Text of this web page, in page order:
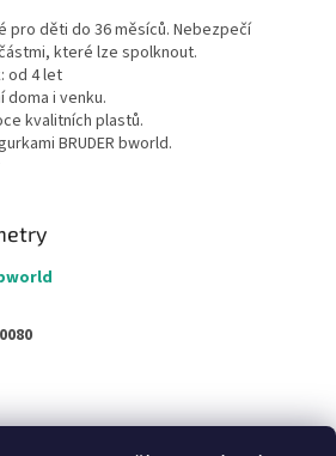
pro děti do 36 měsíců. Nebezpečí
které lze spolknout.
od 4 let
doma i venku.
kvalitních plastů.
BRUDER bworld.